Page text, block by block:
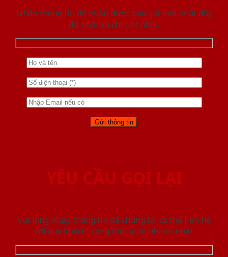
Nhập thông tin để nhận được báo giá mới nhât đầy
đủ nhất và chi tiết nhất.
YÊU CẦU GỌI LẠI
Vui lòng nhập thông tin để chúng tôi có thể liên hệ
với quý khách trong thời gian nhanh nhất.